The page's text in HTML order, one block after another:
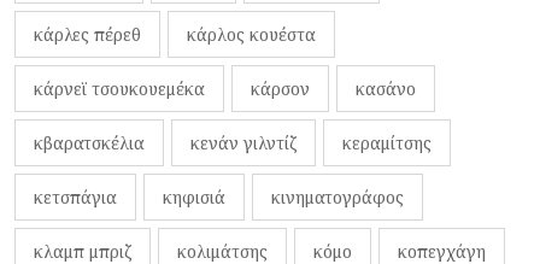
κάρλες πέρεθ κάρλος κουέστα
κάρνεϊ τσουκουεμέκα κάρσον κασάνο
κβαρατσκέλια κενάν γιλντίζ κεραμίτσης
κετσπάγια κηφισιά κινηματογράφος
κλαμπ μπριζ κολιμάτσης κόμο κοπεγχάγη